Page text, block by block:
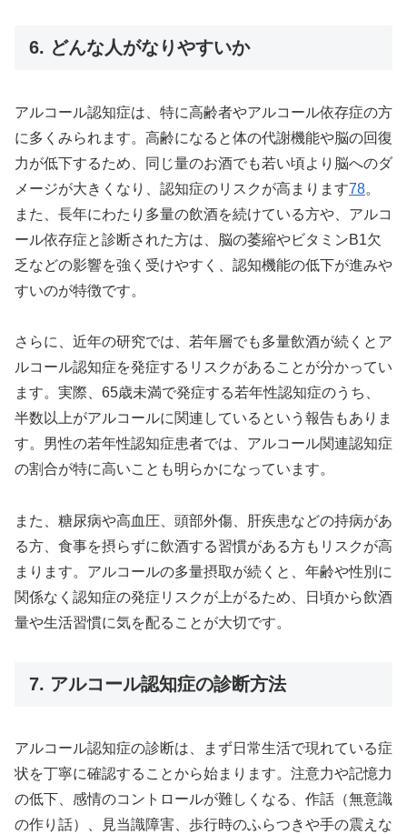
6. どんな人がなりやすいか
アルコール認知症は、特に高齢者やアルコール依存症の方
に多くみられます。高齢になると体の代謝機能や脳の回復
力が低下するため、同じ量のお酒でも若い頃より脳へのダ
メージが大きくなり、認知症のリスクが高まります78。
また、長年にわたり多量の飲酒を続けている方や、アルコ
ール依存症と診断された方は、脳の萎縮やビタミンB1欠
乏などの影響を強く受けやすく、認知機能の低下が進みや
すいのが特徴です。
さらに、近年の研究では、若年層でも多量飲酒が続くとア
ルコール認知症を発症するリスクがあることが分かってい
ます。実際、65歳未満で発症する若年性認知症のうち、
半数以上がアルコールに関連しているという報告もありま
す。男性の若年性認知症患者では、アルコール関連認知症
の割合が特に高いことも明らかになっています。
また、糖尿病や高血圧、頭部外傷、肝疾患などの持病があ
る方、食事を摂らずに飲酒する習慣がある方もリスクが高
まります。アルコールの多量摂取が続くと、年齢や性別に
関係なく認知症の発症リスクが上がるため、日頃から飲酒
量や生活習慣に気を配ることが大切です。
7. アルコール認知症の診断方法
アルコール認知症の診断は、まず日常生活で現れている症
状を丁寧に確認することから始まります。注意力や記憶力
の低下、感情のコントロールが難しくなる、作話（無意識
の作り話）、見当識障害、歩行時のふらつきや手の震えな